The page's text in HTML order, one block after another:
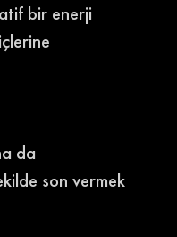
bir enerji
da
son vermek